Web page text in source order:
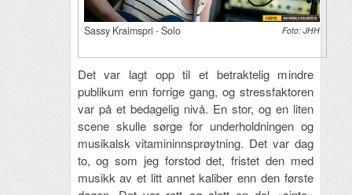
Sassy Kraimspri - Solo Foto: JHH
Det var lagt opp til et betraktelig mindre
publikum enn forrige gang, og stressfaktoren
var på et bedagelig nivå. En stor, og en liten
scene skulle sørge for underholdningen og
musikalsk vitamininnsprøytning. Det var dag
to, og som jeg forstod det, fristet den med
musikk av et litt annet kaliber enn den første